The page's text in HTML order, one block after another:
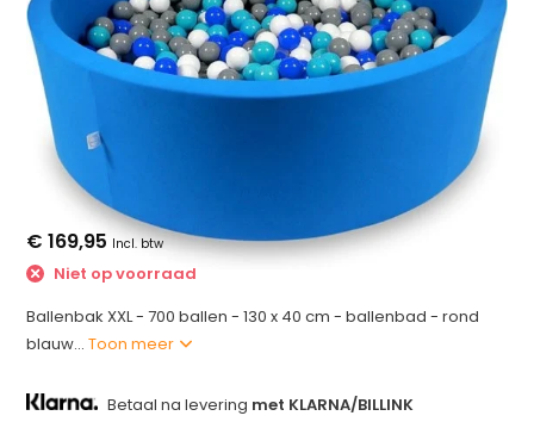
€ 169,95 Incl. btw
Niet op voorraad
Ballenbak XXL - 700 ballen - 130 x 40 cm - ballenbad - rond
blauw...Toon meer
Betaal na levering met KLARNA/BILLINK